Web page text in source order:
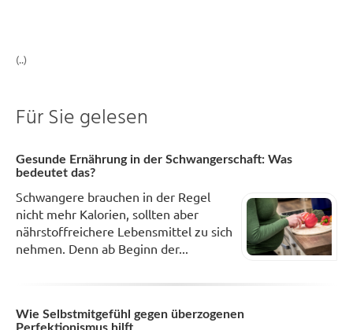
(..)
Für Sie gelesen
Gesunde Ernährung in der Schwangerschaft: Was
bedeutet das?
Schwangere brauchen in der Regel
nicht mehr Kalorien, sollten aber
nährstoffreichere Lebensmittel zu sich
nehmen. Denn ab Beginn der...
Wie Selbstmitgefühl gegen überzogenen
Perfektionismus hilft